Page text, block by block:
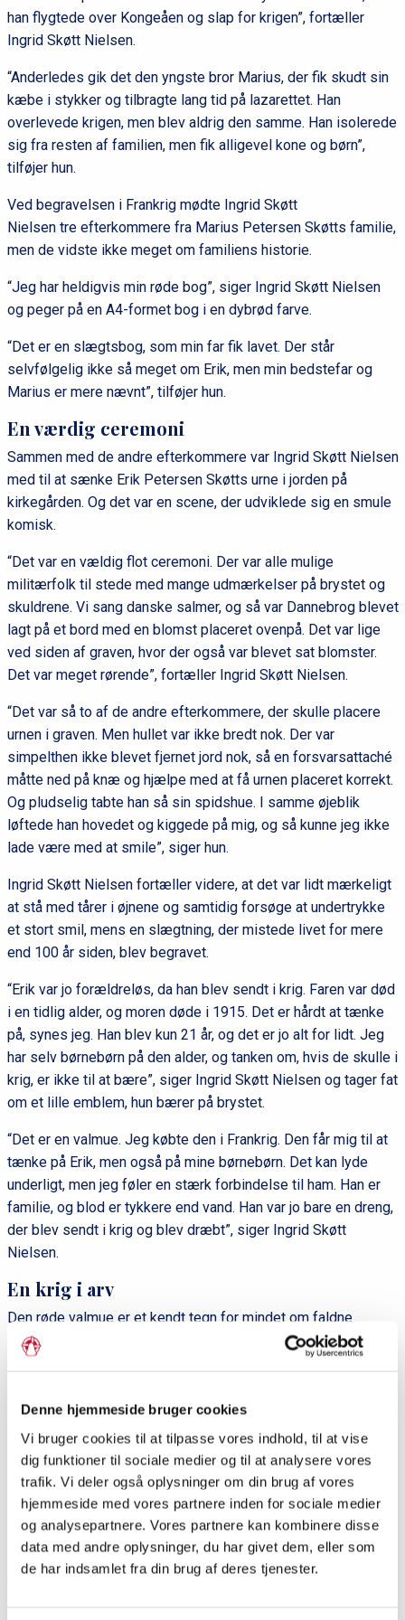
Denne hjemmeside bruger cookies
Vi bruger cookies til at tilpasse vores indhold, til at vise
dig funktioner til sociale medier og til at analysere vores
trafik. Vi deler også oplysninger om din brug af vores
hjemmeside med vores partnere inden for sociale medier
og analysepartnere. Vores partnere kan kombinere disse
data med andre oplysninger, du har givet dem, eller som
de har indsamlet fra din brug af deres tjenester.
han flygtede over Kongeåen og slap for krigen”, fortæller
Ingrid Skøtt Nielsen.
“Anderledes gik det den yngste bror Marius, der fik skudt sin
kæbe i stykker og tilbragte lang tid på lazarettet. Han
overlevede krigen, men blev aldrig den samme. Han isolerede
sig fra resten af familien, men fik alligevel kone og børn”,
tilføjer hun.
Ved begravelsen i Frankrig mødte Ingrid Skøtt
Nielsen tre efterkommere fra Marius Petersen Skøtts familie,
men de vidste ikke meget om familiens historie.
“Jeg har heldigvis min røde bog”, siger Ingrid Skøtt Nielsen
og peger på en A4-formet bog i en dybrød farve.
“Det er en slægtsbog, som min far fik lavet. Der står
selvfølgelig ikke så meget om Erik, men min bedstefar og
Marius er mere nævnt”, tilføjer hun.
En værdig ceremoni
Sammen med de andre efterkommere var Ingrid Skøtt Nielsen
med til at sænke Erik Petersen Skøtts urne i jorden på
kirkegården. Og det var en scene, der udviklede sig en smule
komisk.
“Det var en vældig flot ceremoni. Der var alle mulige
militærfolk til stede med mange udmærkelser på brystet og
skuldrene. Vi sang danske salmer, og så var Dannebrog blevet
lagt på et bord med en blomst placeret ovenpå. Det var lige
ved siden af graven, hvor der også var blevet sat blomster.
Det var meget rørende”, fortæller Ingrid Skøtt Nielsen.
“Det var så to af de andre efterkommere, der skulle placere
urnen i graven. Men hullet var ikke bredt nok. Der var
simpelthen ikke blevet fjernet jord nok, så en forsvarsattaché
måtte ned på knæ og hjælpe med at få urnen placeret korrekt.
Og pludselig tabte han så sin spidshue. I samme øjeblik
løftede han hovedet og kiggede på mig, og så kunne jeg ikke
lade være med at smile”, siger hun.
Ingrid Skøtt Nielsen fortæller videre, at det var lidt mærkeligt
at stå med tårer i øjnene og samtidig forsøge at undertrykke
et stort smil, mens en slægtning, der mistede livet for mere
end 100 år siden, blev begravet.
“Erik var jo forældreløs, da han blev sendt i krig. Faren var død
i en tidlig alder, og moren døde i 1915. Det er hårdt at tænke
på, synes jeg. Han blev kun 21 år, og det er jo alt for lidt. Jeg
har selv børnebørn på den alder, og tanken om, hvis de skulle i
krig, er ikke til at bære”, siger Ingrid Skøtt Nielsen og tager fat
om et lille emblem, hun bærer på brystet.
“Det er en valmue. Jeg købte den i Frankrig. Den får mig til at
tænke på Erik, men også på mine børnebørn. Det kan lyde
underligt, men jeg føler en stærk forbindelse til ham. Han er
familie, og blod er tykkere end vand. Han var jo bare en dreng,
der blev sendt i krig og blev dræbt”, siger Ingrid Skøtt
Nielsen.
En krig i arv
Den røde valmue er et kendt tegn for mindet om faldne
soldater. Det har den været siden Første Verdenskrig, hvor
valmuer i massevis dukkede op på markerne, hvor de døde
Særligt i England bliver valmuen stadig anvendt i dagene
omkring den 11. november, hvor afslutningen på Første
Verdenskrig markeres. På dansk kendes dagen som
‘Våbenstilstandsdagen’, mens den på engelsk hedder
‘Remembrance Day’. En dag, der også bliver højtideligholdt af
flere af Grænseforeningens lokalforeninger.
“En kvinde i butikken fortalte mig historien, og det var meget
rørende. Det er en virkelig smuk, men også sart blomst”, siger